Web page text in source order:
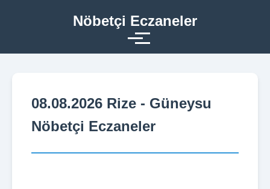
Nöbetçi Eczaneler
08.08.2026 Rize - Güneysu
Nöbetçi Eczaneler